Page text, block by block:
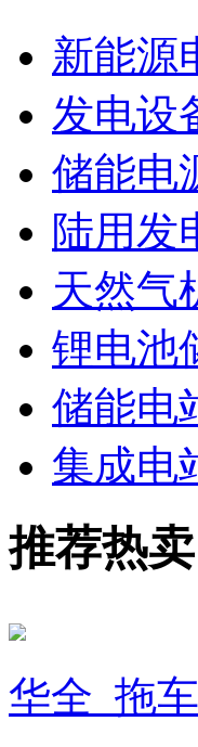
新能源
发电设
储能电
陆用发
天然气
锂电池
储能电
集成电
推荐热卖
华全_拖